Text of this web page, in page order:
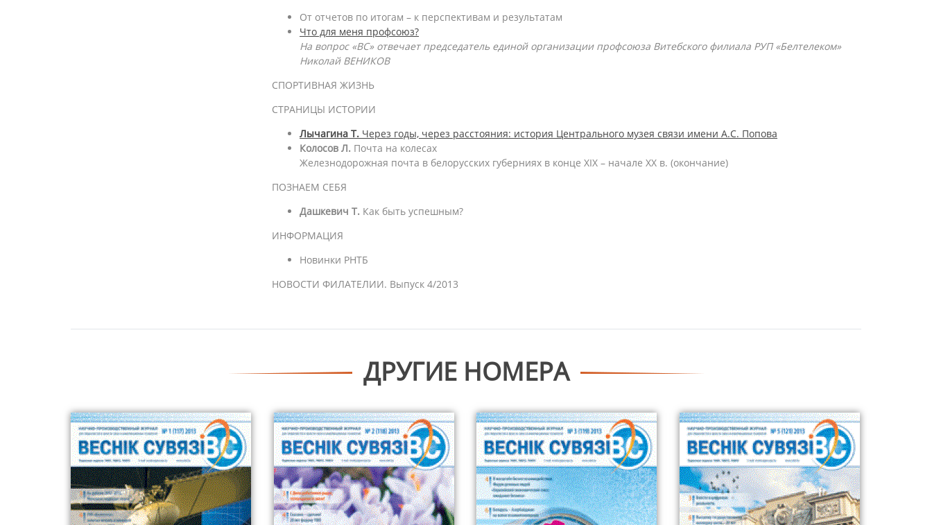
От отчетов по итогам – к перспективам и результатам
Что для меня профсоюз?
На вопрос «ВС» отвечает председатель единой организации профсоюза Витебского филиала РУП «Белтелеком»
Николай ВЕНИКОВ
СПОРТИВНАЯ ЖИЗНЬ
СТРАНИЦЫ ИСТОРИИ
Лычагина Т. Через годы, через расстояния: история Центрального музея связи имени А.С. Попова
Колосов Л. Почта на колесах
Железнодорожная почта в белорусских губерниях в конце ХIХ – начале ХХ в. (окончание)
ПОЗНАЕМ СЕБЯ
Дашкевич Т. Как быть успешным?
ИНФОРМАЦИЯ
Новинки РНТБ
НОВОСТИ ФИЛАТЕЛИИ. Выпуск 4/2013
ДРУГИЕ НОМЕРА